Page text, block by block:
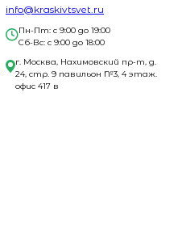
info@kraskivtsvet.ru
Пн-Пт: с 9:00 до 19:00
Сб-Вс: с 9:00 до 18:00
г. Москва, Нахимовский пр-т, д.
24, стр. 9 павильон №3, 4 этаж.
офис 417 в